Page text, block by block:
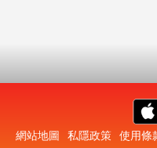
網站地圖 私隱政策 使用條